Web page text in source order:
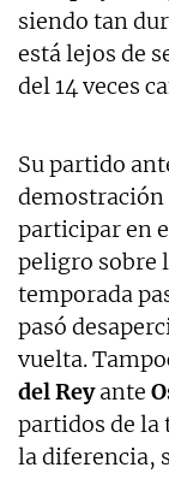
siendo tan
está lejos de
del 14 veces
Su partido
demostración
participar en
peligro sobre
temporada
pasó
vuelta.
del Reyante
partidos de la
la diferencia,